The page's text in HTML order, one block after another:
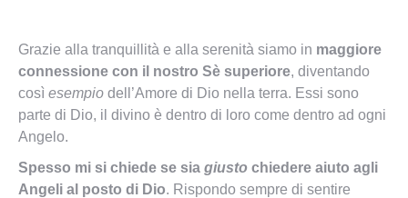
Grazie alla tranquillità e alla serenità siamo in maggiore
connessione con il nostro Sè superiore, diventando
così esempio dell’Amore di Dio nella terra. Essi sono
parte di Dio, il divino è dentro di loro come dentro ad ogni
Angelo.
Spesso mi si chiede se sia giusto chiedere aiuto agli
Angeli al posto di Dio. Rispondo sempre di sentire